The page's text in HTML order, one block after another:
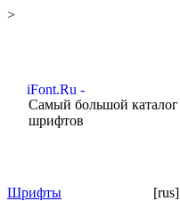
>
Самый большой каталог
шрифтов
Шрифты
[rus]